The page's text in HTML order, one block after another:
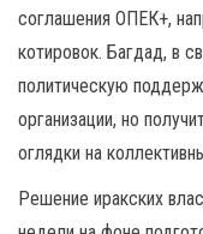
соглашения ОПЕК+,
котировок. Багдад, в
политическую
организации, но
оглядки на
Решение иракских